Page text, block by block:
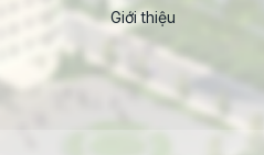
Giới thiệu